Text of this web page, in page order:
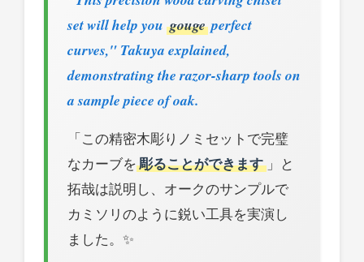
set will help you gouge perfect
curves," Takuya explained,
demonstrating the razor-sharp tools on
a sample piece of oak.
「この精密木彫りノミセットで完璧
なカーブを 彫ることができます」と
拓哉は説明し、オークのサンプルで
カミソリのように鋭い工具を実演し
ました。✨